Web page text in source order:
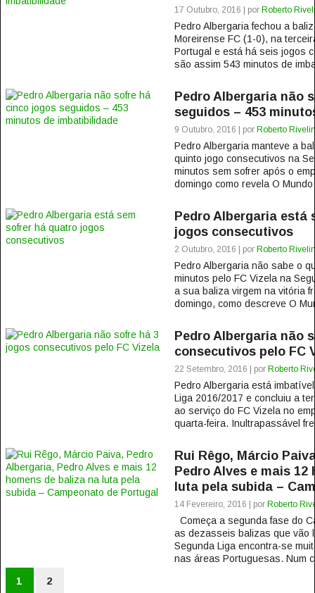
17 Outubro, 2016 | por Roberto
Pedro Albergaria fechou a
Moreirense FC (1-0), na
Portugal e está há seis jogos
são assim 543 minutos de
Pedro Albergaria não
seguidos – 453
9 Outubro, 2016 | por Roberto
Pedro Albergaria manteve a
quinto jogo consecutivos na
minutos sem sofrer após o
domingo como revela O
Pedro Albergaria está
jogos consecutivos
2 Outubro, 2016 | por Roberto
Pedro Albergaria não sabe o
minutos pelo FC Vizela na
a sua baliza virgem na vitória
domingo, como descreve O
Pedro Albergaria não
consecutivos pelo FC
22 Setembro, 2016 | por Roberto
Pedro Albergaria está
Liga 2016/2017 e concluiu a
ao serviço do FC Vizela no
quarta-feira. Inultrapassável
Rui Rêgo, Márcio
Pedro Alves e mais
luta pela subida –
14 Fevereiro, 2016 | por Roberto
Começa a segunda fase do
as dezasseis balizas que vão
Segunda Liga encontra-se
nas áreas Portuguesas. Num
1
2